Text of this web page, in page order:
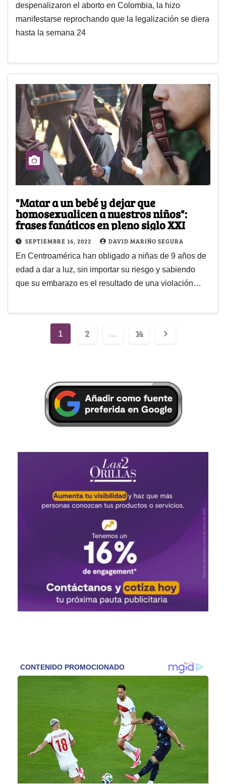
despenalizaron el aborto en Colombia, la hizo
manifestarse reprochando que la legalización se diera
hasta la semana 24
"Matar a un bebé y dejar que
homosexualicen a nuestros niños":
frases fanáticos en pleno siglo XXI
SEPTIEMBRE 16, 2022 DAVID MARIÑO SEGURA
En Centroamérica han obligado a niñas de 9 años de
edad a dar a luz, sin importar su riesgo y sabiendo
que su embarazo es el resultado de una violación…
1 2 … 14